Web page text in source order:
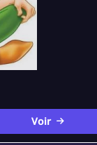
Voir